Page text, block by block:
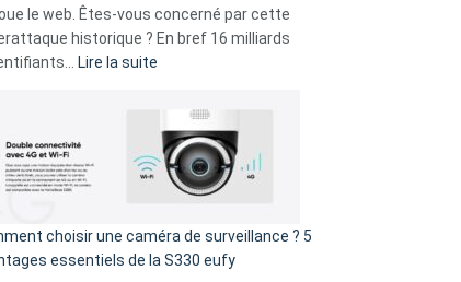
avec
9
amis
le web. Êtes-vous concerné par cette
historique ? En bref 16 milliards
Lire la suite
record
La
fuite
16
milliards
choisir une caméra de surveillance ? 5
essentiels de la S330 eufy